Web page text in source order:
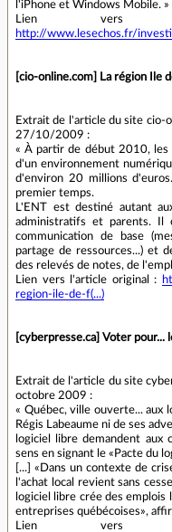
l'iPhone et Windows Mobile. »
Lien vers
http://www.lesechos.fr/
[cio-online.com] La région Ile
Extrait de l'article du site cio-
27/10/2009 :
« À partir de début 2010, les
d'un environnement
d'environ 20 millions
premier temps.
L'ENT est destiné autant
administratifs et parents. Il
communication de base
partage de ressources...) et
des relevés de notes, de
Lien vers l'article original :
region-ile-de-f(...)
[cyberpresse.ca] Voter pour...
Extrait de l'article du site
octobre 2009 :
« Québec, ville ouverte... aux
Régis Labeaume ni de ses
logiciel libre demandent aux
sens en signant le «Pacte du
[...] «Dans un contexte de
l'achat local revient sans
logiciel libre crée des
entreprises québécoises»,
Lien vers